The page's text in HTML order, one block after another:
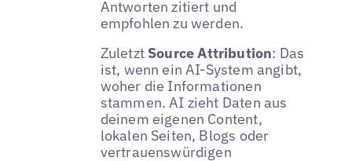
Antworten zitiert und
empfohlen zu werden.
Zuletzt Source Attribution: Das
ist, wenn ein AI-System angibt,
woher die Informationen
stammen. AI zieht Daten aus
deinem eigenen Content,
lokalen Seiten, Blogs oder
vertrauenswürdigen